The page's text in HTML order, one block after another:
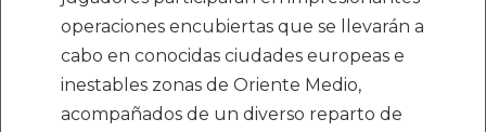
operaciones encubiertas que se llevarán a
cabo en conocidas ciudades europeas e
inestables zonas de Oriente Medio,
acompañados de un diverso reparto de